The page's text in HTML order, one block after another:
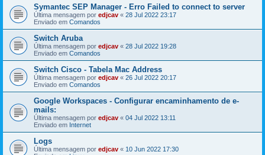
Symantec SEP Manager - Erro Failed to connect to server
Última mensagem por edjcav « 28 Jul 2022 23:17
Enviado em Comandos
Switch Aruba
Última mensagem por edjcav « 28 Jul 2022 19:28
Enviado em Comandos
Switch Cisco - Tabela Mac Address
Última mensagem por edjcav « 26 Jul 2022 20:17
Enviado em Comandos
Google Workspaces - Configurar encaminhamento de e-
mails:
Última mensagem por edjcav « 04 Jul 2022 13:11
Enviado em Internet
Logs
Última mensagem por edjcav « 10 Jun 2022 17:30